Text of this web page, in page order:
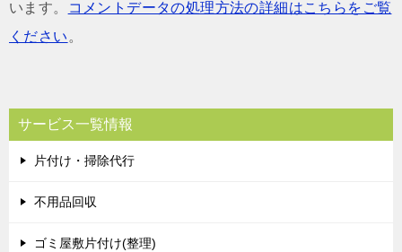
います。
コメントデータの処理方法の詳細はこちらをご覧
ください。
サービス一覧情報
片付け・掃除代行
不用品回収
ゴミ屋敷片付け(整理)